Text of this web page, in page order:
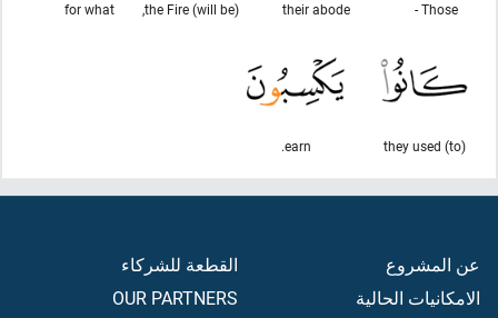
Those -
their abode
(will be) the Fire,
for what
they used (to)
earn.
عن المشروع
الامكانيات الحالية
القطعة للشركاء
OUR PARTNERS